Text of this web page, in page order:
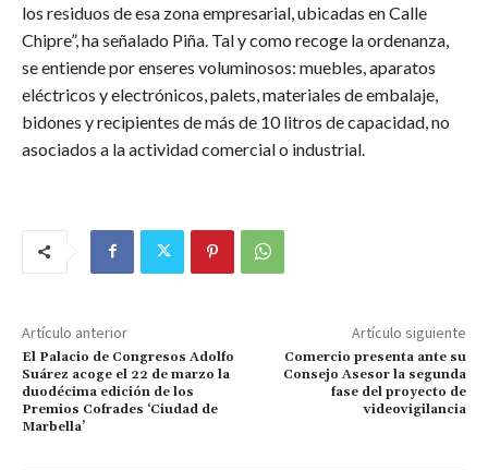
los residuos de esa zona empresarial, ubicadas en Calle
Chipre”, ha señalado Piña. Tal y como recoge la ordenanza,
se entiende por enseres voluminosos: muebles, aparatos
eléctricos y electrónicos, palets, materiales de embalaje,
bidones y recipientes de más de 10 litros de capacidad, no
asociados a la actividad comercial o industrial.
Artículo anterior
El Palacio de Congresos Adolfo
Suárez acoge el 22 de marzo la
duodécima edición de los
Premios Cofrades ‘Ciudad de
Marbella’
Artículo siguiente
Comercio presenta ante su
Consejo Asesor la segunda
fase del proyecto de
videovigilancia